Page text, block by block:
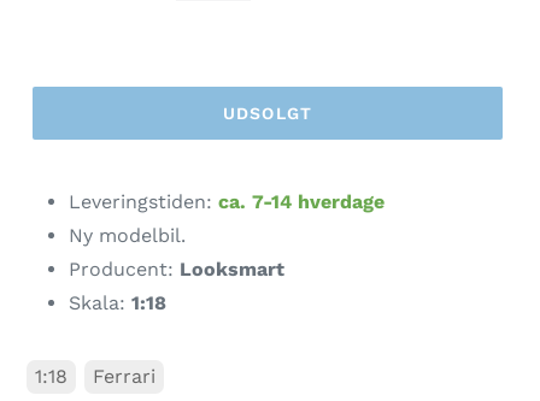
UDSOLGT
produkt
din
indkøbskurv
Leveringstiden: ca. 7-14 hverdage
Ny modelbil.
Producent: Looksmart
Skala: 1:18
1:18 Ferrari